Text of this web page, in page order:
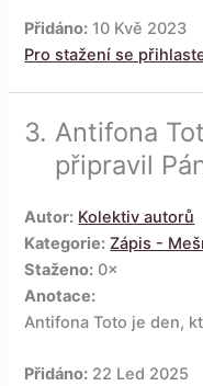
Přidáno: 10 Kvě 2023
Pro stažení se
3.Antifona
připravil
Autor: Kolektiv autorů
Kategorie: Zápis -
Staženo: 0×
Anotace:
Antifona Toto je den,
Přidáno: 22 Led 2025